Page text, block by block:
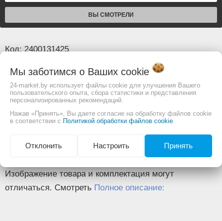
ВЫ СМОТРЕЛИ
Код: 2400131425
Основные
Вес (кг)
2,3
Мощность (Вт)
2000
Напряжение (В)
230
Расход воздуха (л/мин)
250-500
Изображение товара и комплектация могут
отличаться. Смотреть Полное описание:
Мы заботимся о Ваших cookie
24-market.by использует файлы cookie для улучшения Вашего
пользовательского опыта, сбора статистики и представления
персонализированных рекомендаций.
Нажав «Принять», Вы даете согласие на обработку файлов cookie
в соответствии с Политикой обработки файлов cookie
Отклонить Настроить Принять